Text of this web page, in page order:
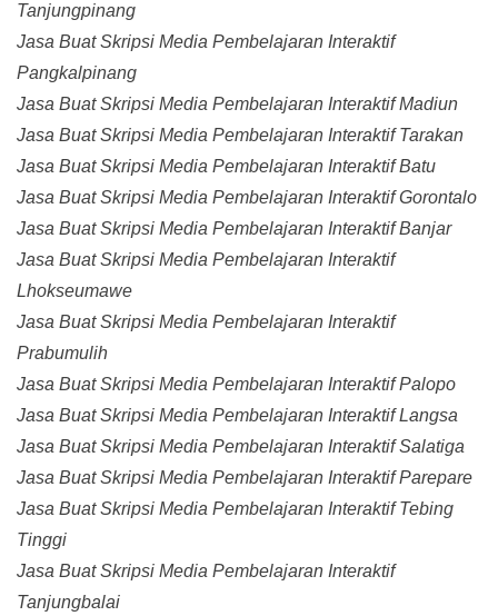
Tanjungpinang
Jasa Buat Skripsi Media Pembelajaran Interaktif
Pangkalpinang
Jasa Buat Skripsi Media Pembelajaran Interaktif Madiun
Jasa Buat Skripsi Media Pembelajaran Interaktif Tarakan
Jasa Buat Skripsi Media Pembelajaran Interaktif Batu
Jasa Buat Skripsi Media Pembelajaran Interaktif Gorontalo
Jasa Buat Skripsi Media Pembelajaran Interaktif Banjar
Jasa Buat Skripsi Media Pembelajaran Interaktif
Lhokseumawe
Jasa Buat Skripsi Media Pembelajaran Interaktif
Prabumulih
Jasa Buat Skripsi Media Pembelajaran Interaktif Palopo
Jasa Buat Skripsi Media Pembelajaran Interaktif Langsa
Jasa Buat Skripsi Media Pembelajaran Interaktif Salatiga
Jasa Buat Skripsi Media Pembelajaran Interaktif Parepare
Jasa Buat Skripsi Media Pembelajaran Interaktif Tebing
Tinggi
Jasa Buat Skripsi Media Pembelajaran Interaktif
Tanjungbalai